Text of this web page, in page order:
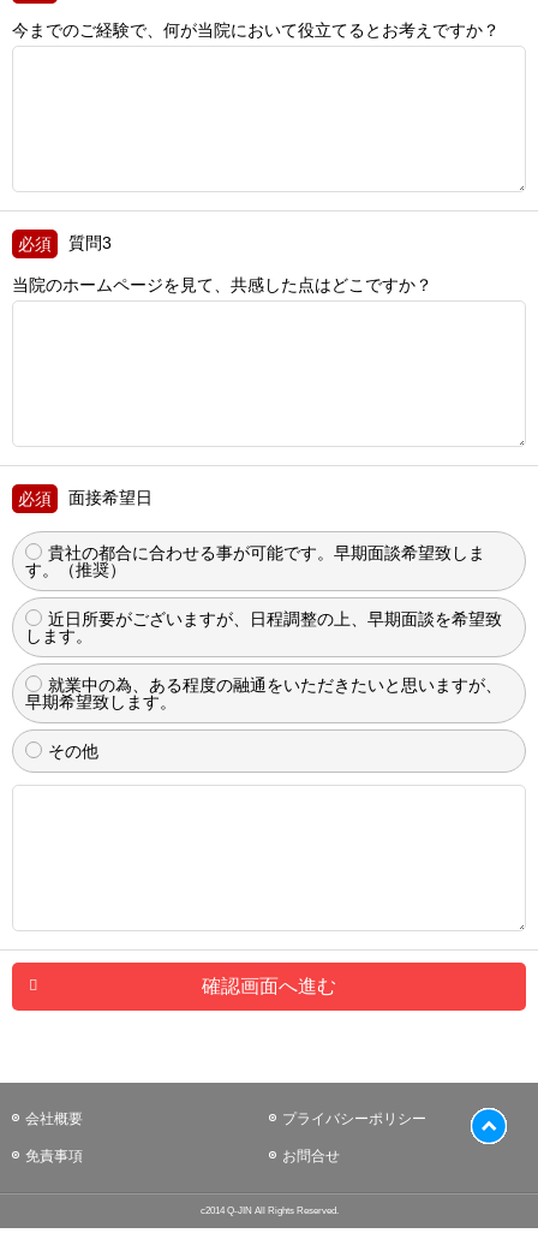
今までのご経験で、何が当院において役立てるとお考えですか？
質問3
当院のホームページを見て、共感した点はどこですか？
面接希望日
貴社の都合に合わせる事が可能です。早期面談希望致しま
す。（推奨）
近日所要がございますが、日程調整の上、早期面談を希望致
します。
就業中の為、ある程度の融通をいただきたいと思いますが、
早期希望致します。
その他
確認画面へ進む
会社概要 プライバシーポリシー
免責事項 お問合せ
c2014 Q-JIN All Rights Reserved.